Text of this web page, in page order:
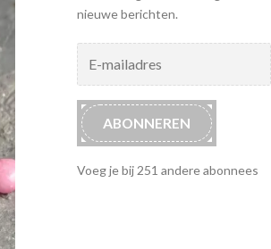
nieuwe berichten.
mailadres
ABONNEREN
Voeg je bij 251 andere abonnees